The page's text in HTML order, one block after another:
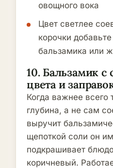
овощного вока
Цвет светлее
корочки
бальзамика или
10. Бальзамик
цвета и
Когда важнее всего
глубина, а не сам
выручит
щепоткой соли он
подкрашивает
коричневый.